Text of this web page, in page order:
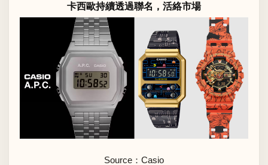
卡西歐持續透過聯名，活絡市場
Source： Casio